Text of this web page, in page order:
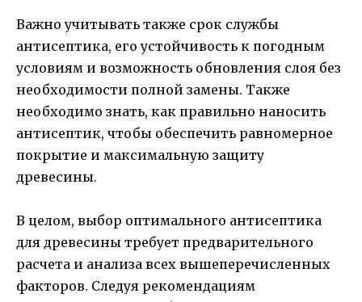
Важно учитывать также срок службы
антисептика, его устойчивость к погодным
условиям и возможность обновления слоя без
необходимости полной замены. Также
необходимо знать, как правильно наносить
антисептик, чтобы обеспечить равномерное
покрытие и максимальную защиту
древесины.
В целом, выбор оптимального антисептика
для древесины требует предварительного
расчета и анализа всех вышеперечисленных
факторов. Следуя рекомендациям